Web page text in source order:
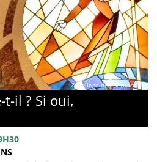
© Collège des Bernardins
il ? Si oui,